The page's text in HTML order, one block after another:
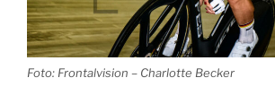
Foto: Frontalvision – Charlotte Becker